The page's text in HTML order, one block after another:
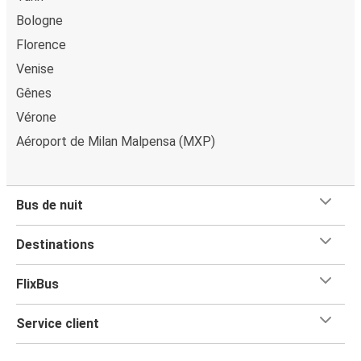
PayPal, Google Pay ou Apple Pay. Si vous préférez, pour
plus de commodité, vous pouvez également opter pour
un paiement en espèces en achetant votre billet
directement à bord du bus ou dans un de nos points de
Bologne
Florence
Venise
Gênes
Vérone
Aéroport de Milan Malpensa (MXP)
Bus de nuit
Destinations
FlixBus
Service client